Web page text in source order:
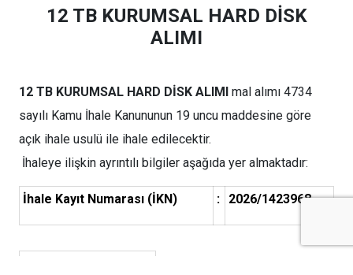
12 TB KURUMSAL HARD DİSK
ALIMI
12 TB KURUMSAL HARD DİSK ALIMI mal alımı 4734
sayılı Kamu İhale Kanununun 19 uncu maddesine göre
açık ihale usulü ile ihale edilecektir.
İhaleye ilişkin ayrıntılı bilgiler aşağıda yer almaktadır:
İhale Kayıt Numarası (İKN) : 2026/1423968